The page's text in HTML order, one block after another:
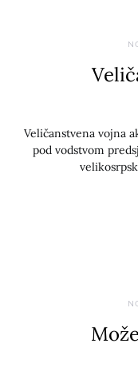
Veličanstvena vojna
pod vodstvom